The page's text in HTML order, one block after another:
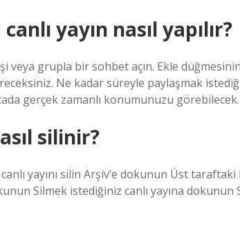
yayın nasıl yapılır?
veya grupla bir sohbet açın. Ekle
Ne kadar süreyle paylaşmak
gerçek zamanlı konumunuzu görebilecek.
silinir?
yayını silin Arşiv’e dokunun Üst
Silmek istediğiniz canlı yayına